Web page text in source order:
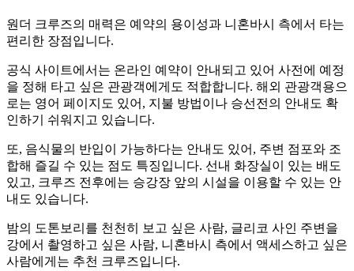
원더 크루즈의 매력은 예약의 용이성과 니혼바시 측에서 타는
편리한 장점입니다.
공식 사이트에서는 온라인 예약이 안내되고 있어 사전에 예정
을 정해 타고 싶은 관광객에게도 적합합니다. 해외 관광객용으
로는 영어 페이지도 있어, 지불 방법이나 승선전의 안내도 확
인하기 쉬워지고 있습니다.
또, 음식물의 반입이 가능하다는 안내도 있어, 주변 점포와 조
합해 즐길 수 있는 점도 특징입니다. 선내 화장실이 있는 배도
있고, 크루즈 전후에는 승강장 앞의 시설을 이용할 수 있는 안
내도 있습니다.
밤의 도톤보리를 천천히 보고 싶은 사람, 글리코 사인 주변을
강에서 촬영하고 싶은 사람, 니혼바시 측에서 액세스하고 싶은
사람에게는 추천 크루즈입니다.